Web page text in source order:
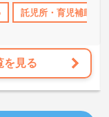
産休･育休･介護休暇
すい体制が整ってお
つけて働けます。
託児所・育児補助
を見る